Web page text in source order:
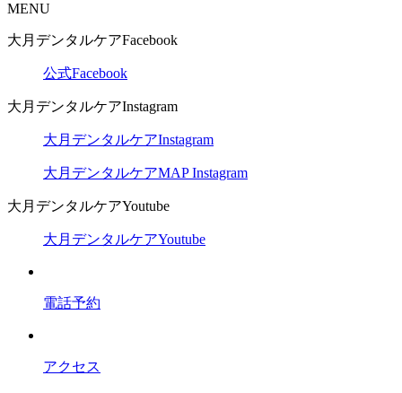
MENU
大月デンタルケアFacebook
公式Facebook
大月デンタルケアInstagram
大月デンタルケアInstagram
大月デンタルケアMAP Instagram
大月デンタルケアYoutube
大月デンタルケアYoutube
電話予約
アクセス